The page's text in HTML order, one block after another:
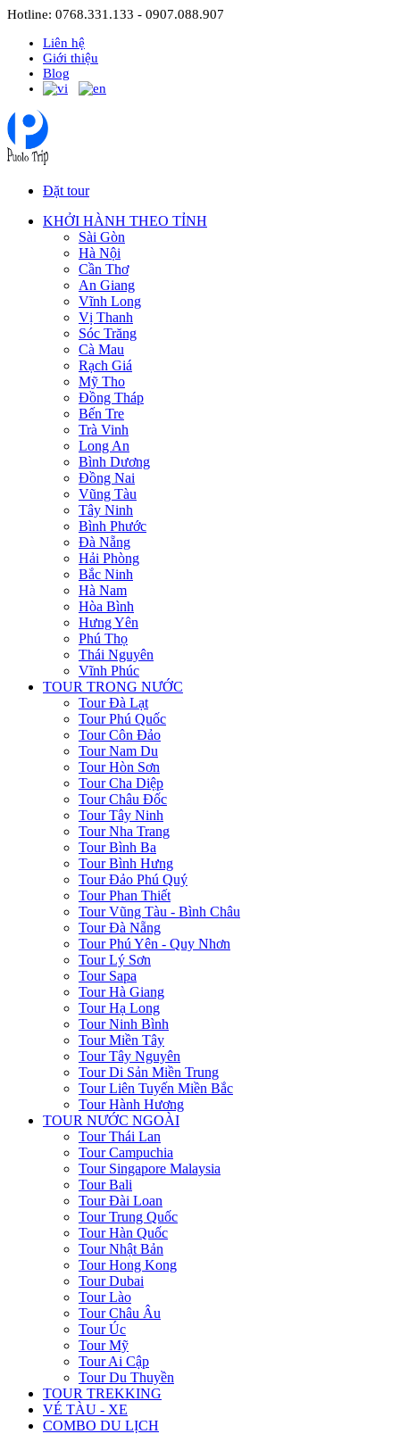
Hotline: 0768.331.133 - 0907.088.907
Liên hệ
Giới thiệu
Blog
Đặt tour
KHỞI HÀNH THEO TỈNH
Sài Gòn
Hà Nội
Cần Thơ
An Giang
Vĩnh Long
Vị Thanh
Sóc Trăng
Cà Mau
Rạch Giá
Mỹ Tho
Đồng Tháp
Bến Tre
Trà Vinh
Long An
Bình Dương
Đồng Nai
Vũng Tàu
Tây Ninh
Bình Phước
Đà Nẵng
Hải Phòng
Bắc Ninh
Hà Nam
Hòa Bình
Hưng Yên
Phú Thọ
Thái Nguyên
Vĩnh Phúc
TOUR TRONG NƯỚC
Tour Đà Lạt
Tour Phú Quốc
Tour Côn Đảo
Tour Nam Du
Tour Hòn Sơn
Tour Cha Diệp
Tour Châu Đốc
Tour Tây Ninh
Tour Nha Trang
Tour Bình Ba
Tour Bình Hưng
Tour Đảo Phú Quý
Tour Phan Thiết
Tour Vũng Tàu - Bình Châu
Tour Đà Nẵng
Tour Phú Yên - Quy Nhơn
Tour Lý Sơn
Tour Sapa
Tour Hà Giang
Tour Hạ Long
Tour Ninh Bình
Tour Miền Tây
Tour Tây Nguyên
Tour Di Sản Miền Trung
Tour Liên Tuyến Miền Bắc
Tour Hành Hương
TOUR NƯỚC NGOÀI
Tour Thái Lan
Tour Campuchia
Tour Singapore Malaysia
Tour Bali
Tour Đài Loan
Tour Trung Quốc
Tour Hàn Quốc
Tour Nhật Bản
Tour Hong Kong
Tour Dubai
Tour Lào
Tour Châu Âu
Tour Úc
Tour Mỹ
Tour Ai Cập
Tour Du Thuyền
TOUR TREKKING
VÉ TÀU - XE
COMBO DU LỊCH